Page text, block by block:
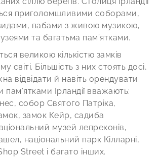
приголомшливими соборами,
пабами з живою музикою,
та багатьма пам’ятками.
великою кількістю замків
світі. Більшість з них стоять досі,
відвідати й навіть орендувати.
Ірландії вважають:
собор Святого Патріка,
замок Кейр, садиба
музей лепреконів,
національний парк Кілларні,
Street і багато інших.